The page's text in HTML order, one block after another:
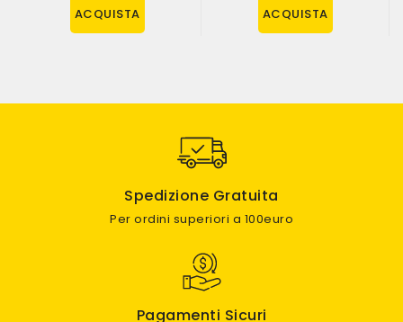
ACQUISTA ACQUISTA
Spedizione Gratuita
Per ordini superiori a 100euro
Pagamenti Sicuri